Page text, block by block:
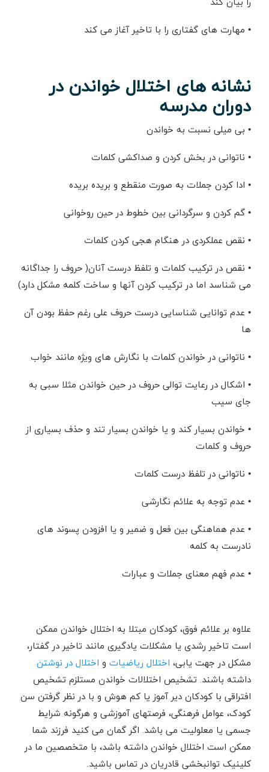
• مهارت های گفتاری را با تاخیر آغاز می کند
نشانه های اختلال خواندن در
دوران مدرسه
• بی میلی نسبت به خواندن
• ناتوانی در بخش کردن و صداکشی کلمات
• ادا کردن جملات به صورت منقطع و بریده بریده
•گم کردن و سرگردانی بین خطوط در حین روخوانی
• نقص عملکردی در هنگام هجی کردن کلمات
• نقص در ترکیب کلمات و تلفظ درست آنان( حروف را جداگانه
می شناسد اما در ترکیب کردن آنها و ساخت کلمه مشکل دارد)
• عدم توانایی شناسایی درست حروف علی رغم حفظ بودن آن
ها
• ناتوانی در خواندن کلمات با نگارش های ویژه مانند خواب
• اشکال در رعایت توالی حروف در حین خواندن مثلا سبی به
جای سیب
• خواندن بسیار کند و یا خواندن بسیار تند و حذف بسیاری از
حروف و کلمات
• ناتوانی در تلفظ درست کلمات
• عدم توجه به علائم نگارشی
• عدم هماهنگی بین فعل و ضمیر و یا افزودن پسوند های
نادرست به کلمه
• عدم فهم معنای جملات و عبارات
علاوه بر علائم فوق، کودکان مبتلا به اختلال خواندن ممکن
است تاخیر رشدی یا مشکلات یادگیری مانند تاخیر در گفتار،
مشکل در جهت یابی، اختلال ریاضیات و اختلال در نوشتن
داشته باشند. تشخیص اختلالات خواندن مستلزم تشخیص
افتراقی با کودکان دیر آموز یا کم هوش و با در نظر گرفتن سن
کودک، عوامل فرهنگی، فرصتهای آموزشی و هرگونه شرایط
جسمی یا معلولیت می باشد. اگر گمان می کنید فرزند شما
ممکن است اختلال خواندن داشته باشد، با متخصصین ما در
کلینیک توانبخشی قادریان در تماس باشید.